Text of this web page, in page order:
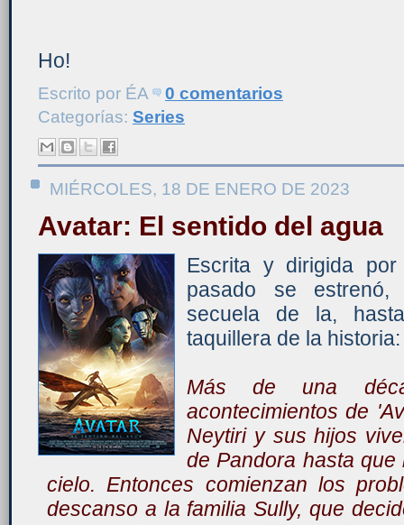
Ho!
Escrito por ÉA
0 comentarios
Categorías: Series
MIÉRCOLES, 18 DE ENERO DE 2023
Avatar: El sentido del agua
Escrita y dirigida
pasado se
secuela de la,
taquillera de la historia:
Más de una
acontecimientos de
Neytiri y sus hijos
de Pandora hasta
cielo. Entonces comienzan los
descanso a la familia Sully, que